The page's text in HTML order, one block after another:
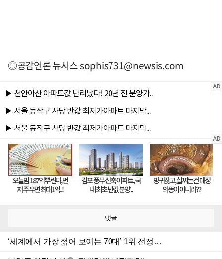
◎공감언론 뉴시스sophis731@newsis.com
댓글